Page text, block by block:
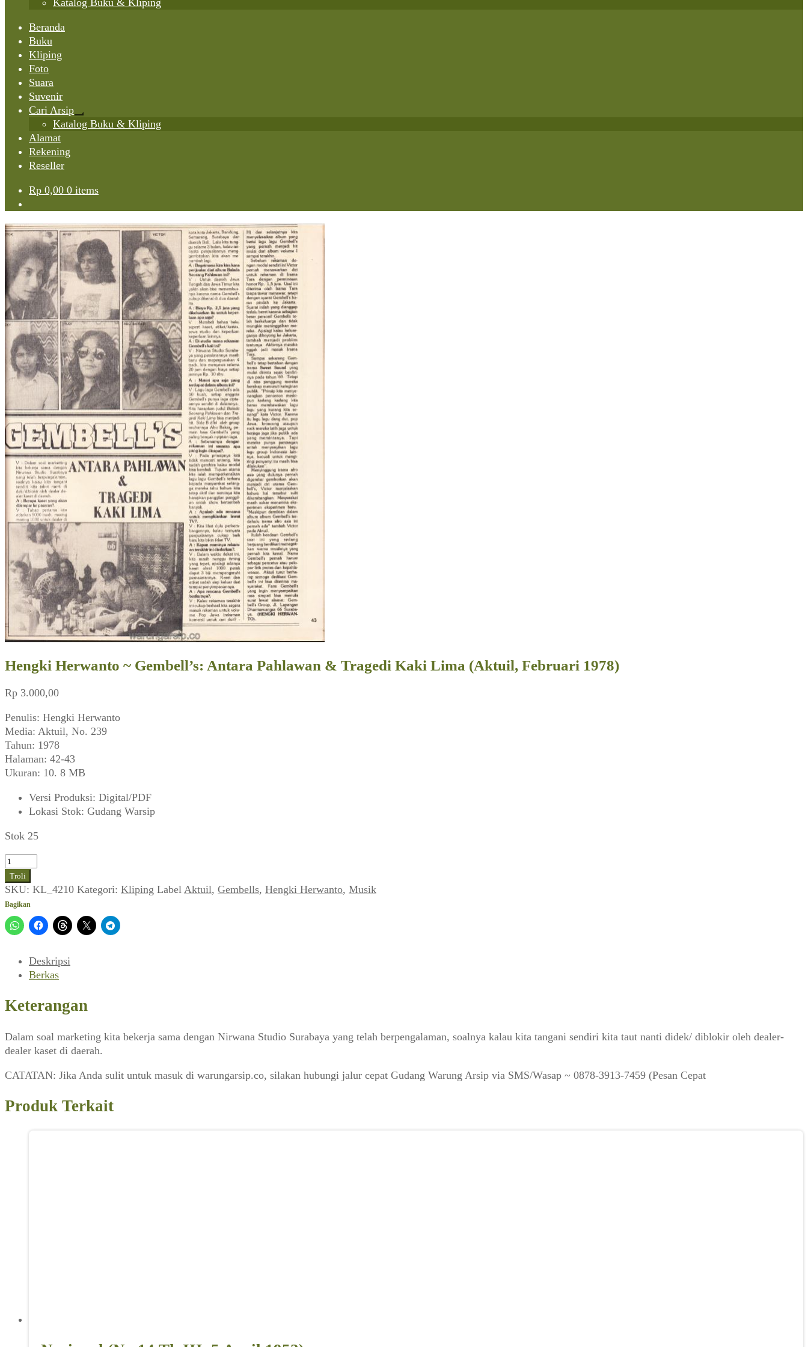
Katalog Buku & Kliping
Beranda
Buku
Kliping
Foto
Suara
Suvenir
Cari Arsip
Expand
child
Katalog Buku & Kliping
Alamat
Rekening
Reseller
Rp 0,00 0 items
Hengki Herwanto ~ Gembell’s: Antara Pahlawan & Tragedi Kaki Lima (Aktuil, Februari 1978)
Rp 3.000,00
Penulis: Hengki Herwanto
Media: Aktuil, No. 239
Tahun: 1978
Halaman: 42-43
Ukuran: 10. 8 MB
Versi Produksi: Digital/PDF
Lokasi Stok: Gudang Warsip
Stok 25
Kuantitas
Hengki
Herwanto
~
Gembell's:
Antara
Tragedi
Lima
(Aktuil,
1978)
Troli
SKU: KL_4210 Kategori: Kliping Label Aktuil, Gembells, Hengki Herwanto, Musik
Bagikan
Deskripsi
Berkas
Keterangan
Dalam soal marketing kita bekerja sama dengan Nirwana Studio Surabaya yang telah berpengalaman, soalnya kalau kita tangani sendiri kita taut nanti didek/ diblokir oleh dealer-
dealer kaset di daerah.
CATATAN: Jika Anda sulit untuk masuk di warungarsip.co, silakan hubungi jalur cepat Gudang Warung Arsip via SMS/Wasap ~ 0878-3913-7459 (Pesan Cepat
Produk Terkait